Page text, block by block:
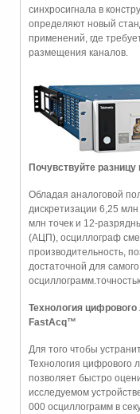
синхросигнала в
определяют новый
применений, где
размещения каналов.
Почувствуйте разницу
Обладая аналоговой
дискретизации 6,25
млн точек и 12-
(АЦП), осциллограф
производительность,
достаточной для
Технология
FastAcq™
Для того чтобы
Технология цифрового
позволяет быстро
исследуемом
000 осциллограмм в